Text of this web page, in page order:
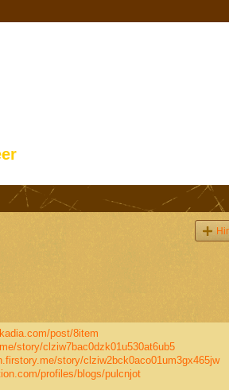
post/8item
story/clziw7bac0dzk01u530at6ub5
story/clziw2bck0aco01um3gx465jw
profiles/blogs/pulcnjot